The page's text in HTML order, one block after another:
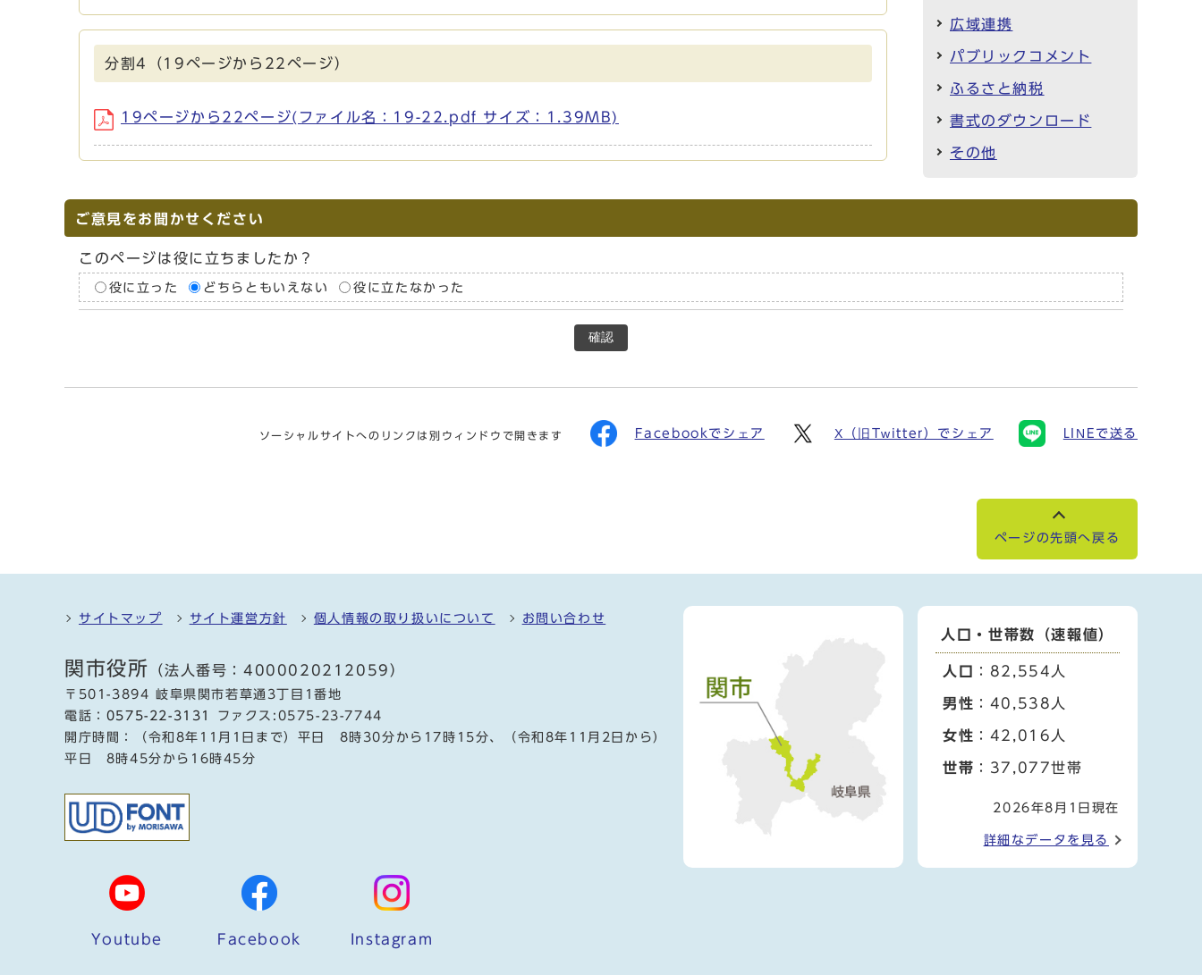
分割4（19ページから22ページ）
19ページから22ページ(ファイル名：19-22.pdf サイズ：1.39MB)
広域連携
パブリックコメント
ふるさと納税
書式のダウンロード
その他
ご意見をお聞かせください
このページは役に立ちましたか？
役に立った どちらともいえない 役に立たなかった
確認
ソーシャルサイトへのリンクは別ウィンドウで開きます Facebookでシェア X（旧Twitter）でシェア LINEで送る
ページの先頭へ戻る
サイトマップ サイト運営方針 個人情報の取り扱いについて お問い合わせ
関市役所 （法人番号：4000020212059）
〒501-3894 岐阜県関市若草通3丁目1番地
電話： 0575-22-3131
ファクス:0575-23-7744
開庁時間：（令和8年11月1日まで）平日 8時30分から17時15分、（令和8年11月2日から）
平日 8時45分から16時45分
Youtube Facebook Instagram
人口・世帯数（速報値）
人口 ：82,554人
男性 ：40,538人
女性 ：42,016人
世帯 ：37,077世帯
2026年8月1日現在
詳細なデータを見る